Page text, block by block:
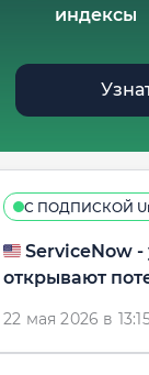
индексы
С ПОДПИСКОЙ
🇺🇸 ServiceNow
открывают
22 мая 2026 в